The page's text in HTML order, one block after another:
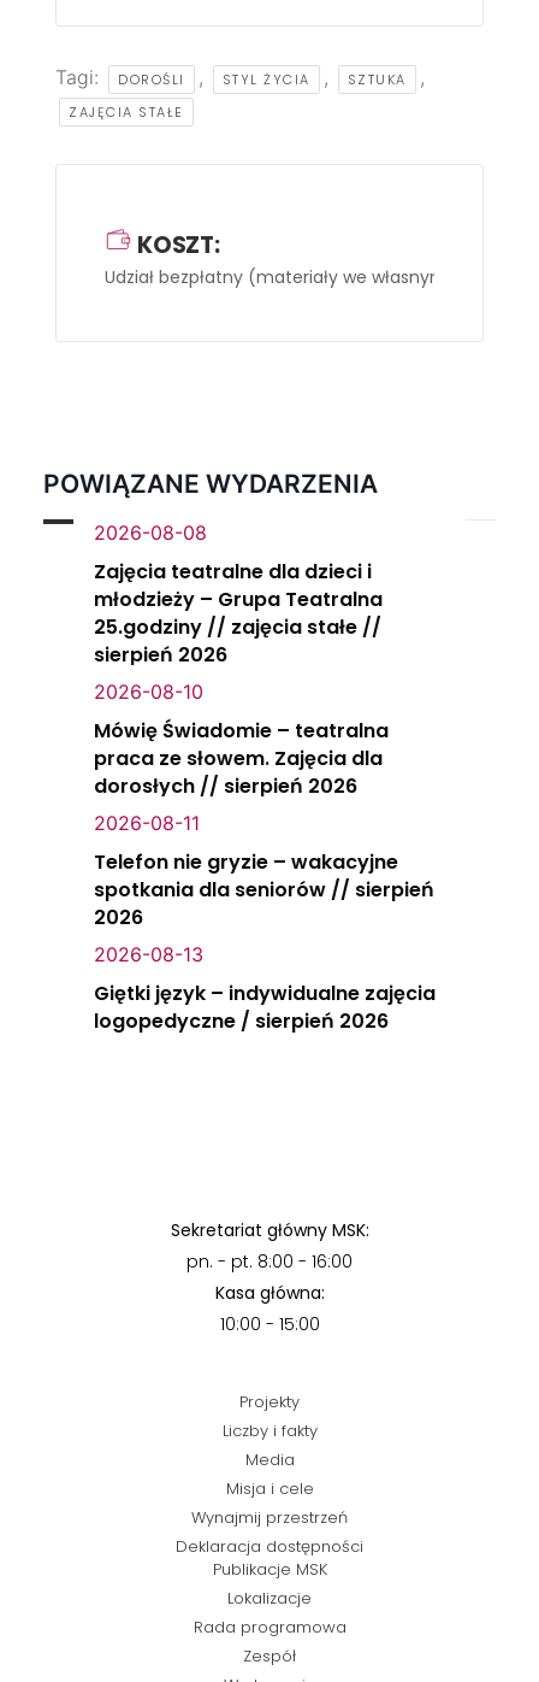
Tagi: DOROŚLI , STYL ŻYCIA , SZTUKA ,
ZAJĘCIA STAŁE
KOSZT:
Udział bezpłatny (materiały we własnym zakresie).
POWIĄZANE WYDARZENIA
2026-08-08
Zajęcia teatralne dla dzieci i
młodzieży – Grupa Teatralna
25.godziny // zajęcia stałe //
sierpień 2026
2026-08-10
Mówię Świadomie – teatralna
praca ze słowem. Zajęcia dla
dorosłych // sierpień 2026
2026-08-11
Telefon nie gryzie – wakacyjne
spotkania dla seniorów // sierpień
2026
2026-08-13
Giętki język – indywidualne zajęcia
logopedyczne / sierpień 2026
Sekretariat główny MSK:
pn. - pt. 8:00 - 16:00
Kasa główna:
10:00 - 15:00
Projekty
Liczby i fakty
Media
Misja i cele
Wynajmij przestrzeń
Deklaracja dostępności
Publikacje MSK
Lokalizacje
Rada programowa
Zespół